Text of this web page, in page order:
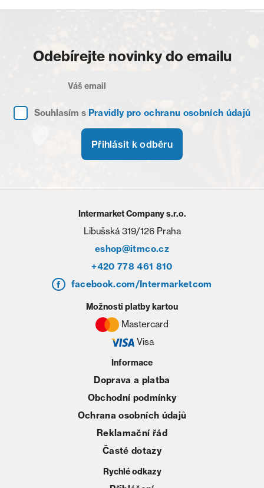
Odebírejte novinky do emailu
Souhlasím s Pravidly pro ochranu osobních údajů
Přihlásit k odběru
Intermarket Company s.r.o.
Libušská 319/126 Praha
eshop@itmco.cz
+420 778 461 810
facebook.com/Intermarketcom
Informace
Doprava a platba
Obchodní podmínky
Ochrana osobních údajů
Reklamační řád
Časté dotazy
Rychlé odkazy
Možnosti platby kartou
Mastercard
Visa